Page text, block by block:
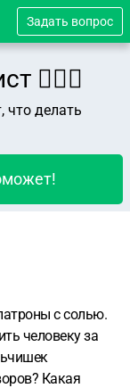
Задать вопрос
👨🏻‍⚖️
что делать
с солью.
человеку за
Какая